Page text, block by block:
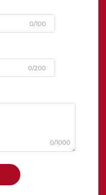
0/100
0/200
0/1000